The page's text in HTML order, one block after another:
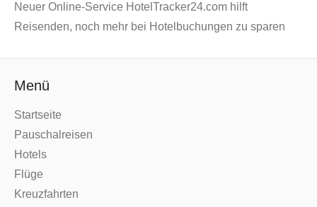
Neuer Online-Service HotelTracker24.com hilft
Reisenden, noch mehr bei Hotelbuchungen zu sparen
Menü
Startseite
Pauschalreisen
Hotels
Flüge
Kreuzfahrten